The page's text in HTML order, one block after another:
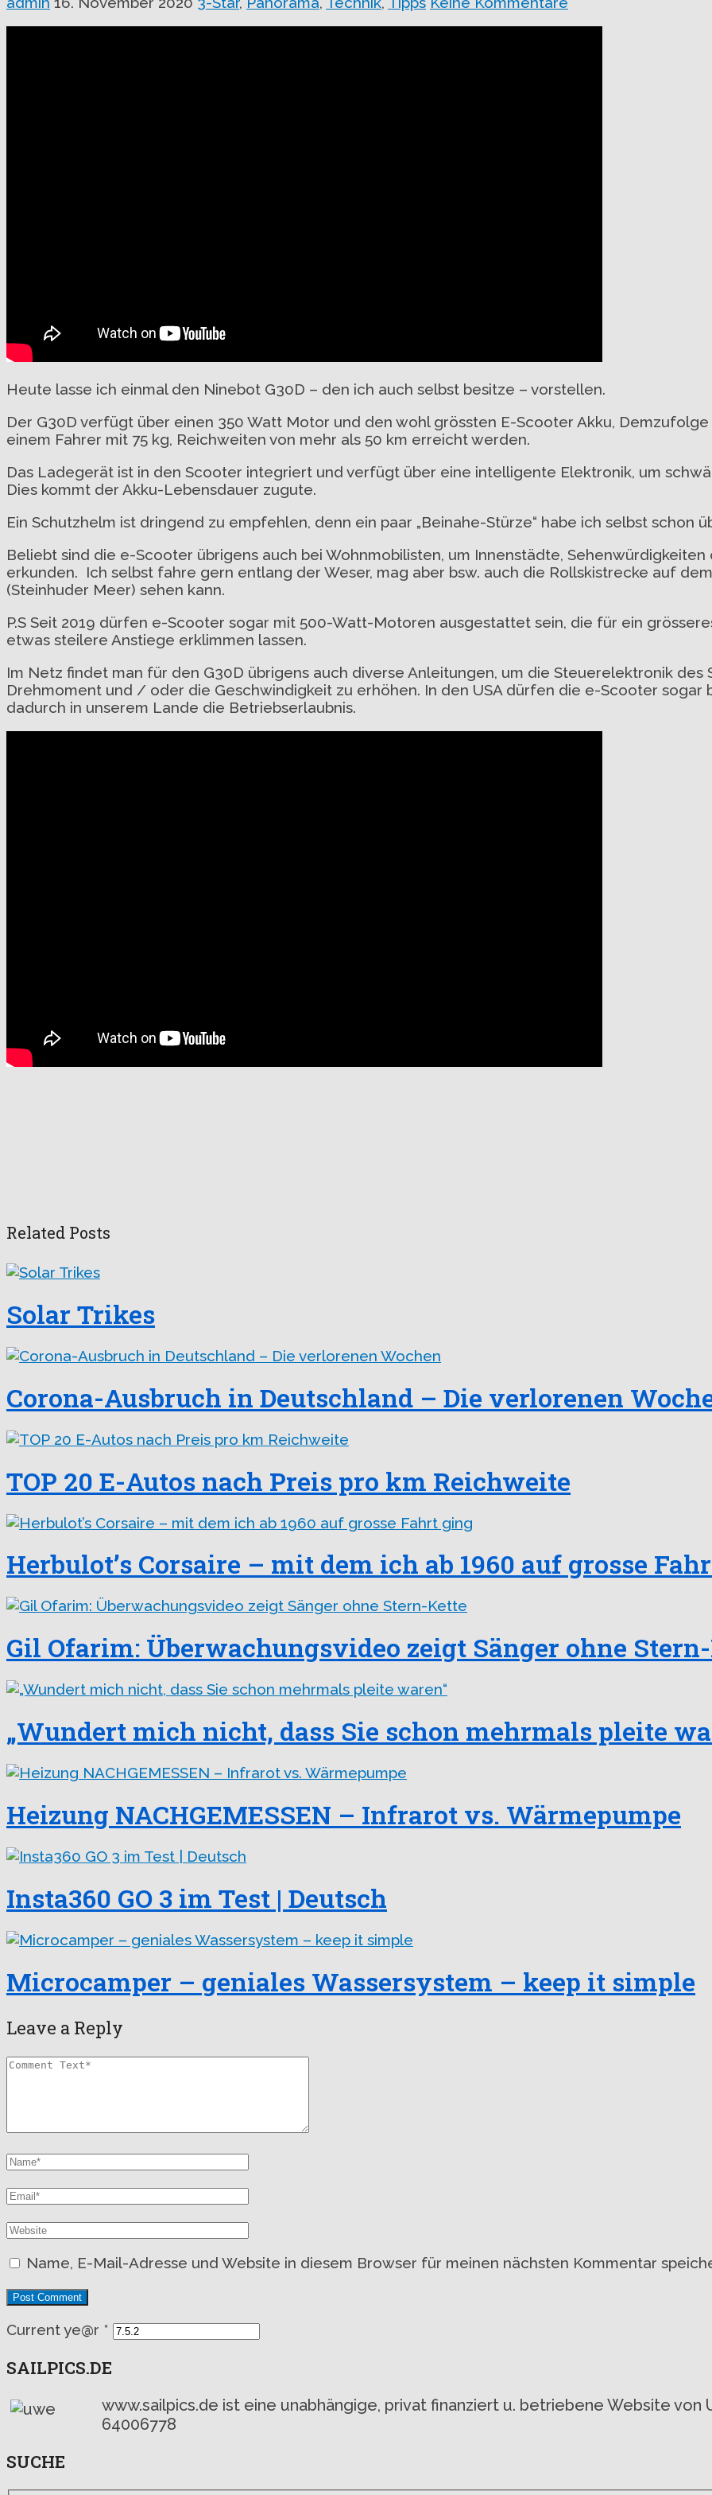
Heute lasse ich einmal den Ninebot G30D – den ich auch selbst besitze – vorstellen.
Der G30D verfügt über einen 350 Watt Motor und den wohl grössten E-Scooter Akku,
einem Fahrer mit 75 kg, Reichweiten von mehr als 50 km erreicht werden.
Das Ladegerät ist in den Scooter integriert und verfügt über eine intelligente Elektronik, um
Dies kommt der Akku-Lebensdauer zugute.
Ein Schutzhelm ist dringend zu empfehlen, denn ein paar „Beinahe-Stürze“ habe ich selbst schon
Beliebt sind die e-Scooter übrigens auch bei Wohnmobilisten, um Innenstädte,
erkunden. Ich selbst fahre gern entlang der Weser, mag aber bsw. auch die Rollskistrecke auf
(Steinhuder Meer) sehen kann.
P.S Seit 2019 dürfen e-Scooter sogar mit 500-Watt-Motoren ausgestattet sein, die für ein
etwas steilere Anstiege erklimmen lassen.
Im Netz findet man für den G30D übrigens auch diverse Anleitungen, um die Steuerelektronik des
Drehmoment und / oder die Geschwindigkeit zu erhöhen. In den USA dürfen die e-Scooter
dadurch in unserem Lande die Betriebserlaubnis.
Related Posts
Solar Trikes
Corona-Ausbruch in Deutschland – Die verlorenen
TOP 20 E-Autos nach Preis pro km Reichweite
Herbulot’s Corsaire – mit dem ich ab 1960 auf grosse
Gil Ofarim: Überwachungsvideo zeigt Sänger ohne
„Wundert mich nicht, dass Sie schon mehrmals pleite
Heizung NACHGEMESSEN – Infrarot vs. Wärmepumpe
Insta360 GO 3 im Test | Deutsch
Microcamper – geniales Wassersystem – keep it simple
Leave a Reply
Name, E-Mail-Adresse und Website in diesem Browser für meinen nächsten Kommentar
Current ye@r *
SAILPICS.DE
www.sailpics.de ist eine unabhängige, privat finanziert u. betriebene Website
64006778
SUCHE